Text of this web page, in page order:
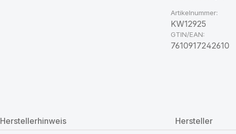
Artikelnummer:
KW12925
GTIN/EAN:
7610917242610
Herstellerhinweis Hersteller